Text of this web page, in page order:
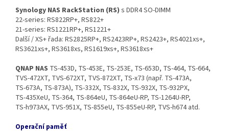
Synology NAS RackStation (RS) s DDR4 SO‑DIMM
22‑series: RS822RP+, RS822+
21‑series: RS1221RP+, RS1221+
Další / XS+ řada: RS2825RP+, RS2423RP+, RS2423+, RS4021xs+,
RS3621xs+, RS3618xs, RS1619xs+, RS3618xs+
QNAP NAS TS‑453D, TS‑453E, TS‑253E, TS‑653D, TS‑464, TS‑664,
TVS‑472XT, TVS‑672XT, TVS‑872XT, TS‑x73 (např. TS‑473A,
TS‑673A, TS‑873A), TS‑332X, TS‑832X, TS‑932X, TS‑932PX,
TS‑435XeU, TS‑364, TS‑864eU, TS‑864eU‑RP, TS‑1264U‑RP,
TS‑h973AX, TVS‑951X, TS‑855eU, TS‑855eU‑RP, TVS‑h674 atd.
Operační paměť